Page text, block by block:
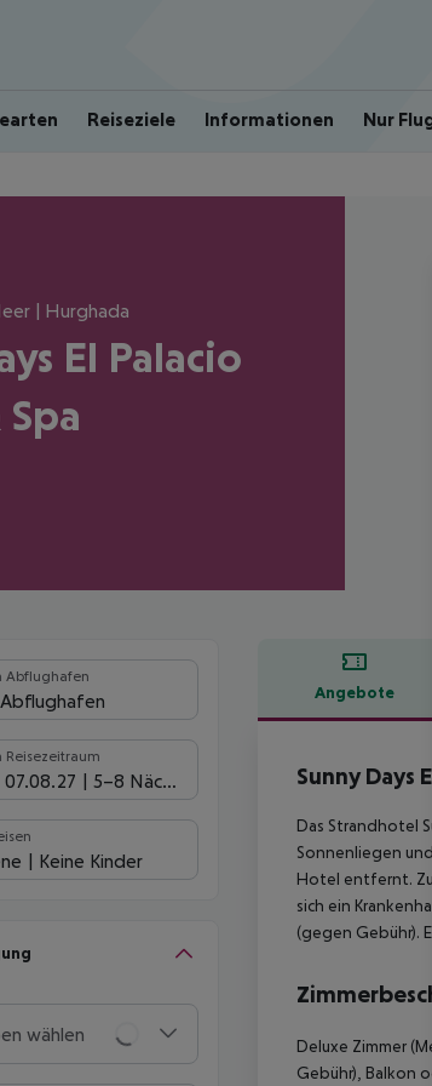
Reiseziele Informationen Nur
| Hurghada
El Palacio
Abflughafen
07.08.27 5-8 Nächte
Keine Kinder
wählen
Angebote
Sunny Days
Das Strandhotel
Sonnenliegen
Hotel entfernt.
sich ein
(gegen Gebühr).
Deluxe Zimmer
Gebühr), Balkon